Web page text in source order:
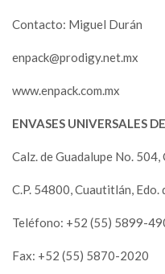
Contacto: Miguel Durán
enpack@prodigy.net.mx
www.enpack.com.mx
ENVASES UNIVERSALES
Calz. de Guadalupe No.
C.P. 54800, Cuautitlán,
Teléfono: +52 (55) 5899-
Fax: +52 (55) 5870-2020